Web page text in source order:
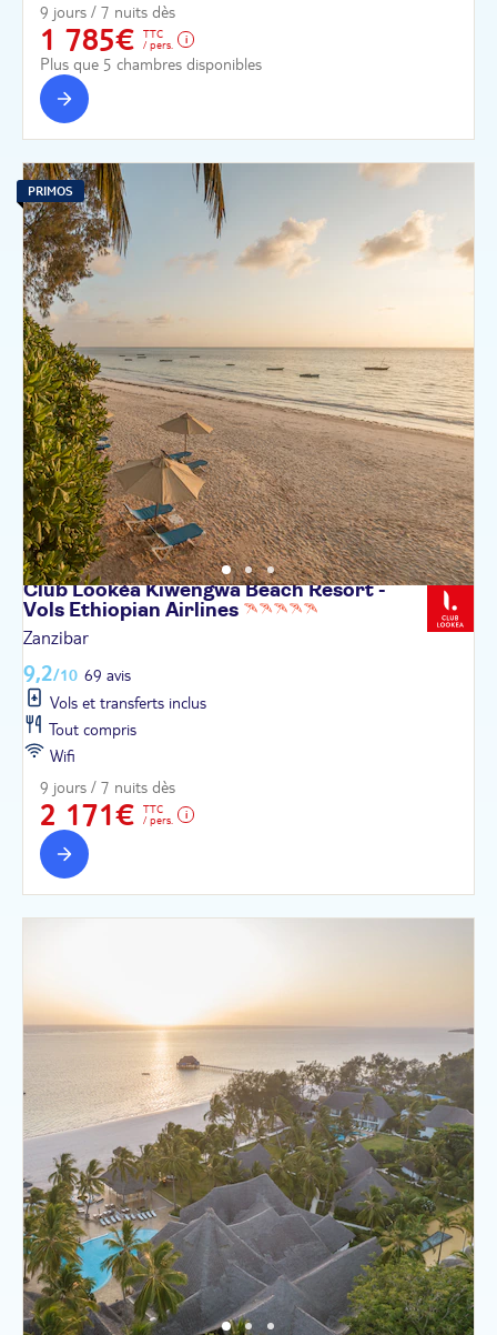
9 jours / 7 nuits dès
1 785€
TTC
/ pers.
Plus que 5 chambres disponibles
PRIMOS
Club Lookéa Kiwengwa Beach Resort -
Vols Ethiopian Airlines
Zanzibar
9,2/10 69 avis
Vols et transferts inclus
Tout compris
Wifi
9 jours / 7 nuits dès
2 171€
TTC
/ pers.